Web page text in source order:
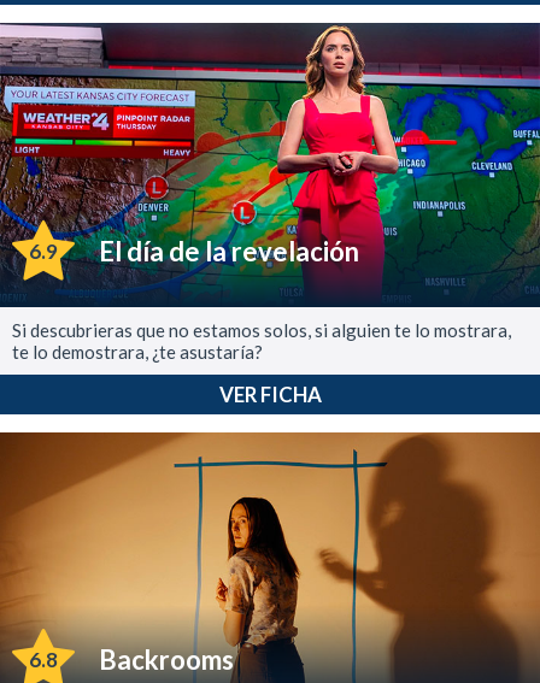
6.9 El día de la revelación
Si descubrieras que no estamos solos, si alguien te lo mostrara,
te lo demostrara, ¿te asustaría?
VER FICHA
6.8 Backrooms